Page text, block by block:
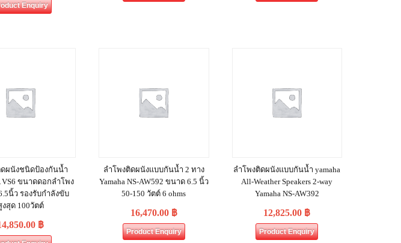
Enquiry
ดผนังชนิดป้องกันน้ำ
VS6 ขนาดดอกลำโพง
นิ้ว รองรับกำลังขับ
งสุด 100วัตต์
฿
ลำโพงติดผนังแบบกันน้ำ 2 ทาง
Yamaha NS-AW592 ขนาด 6.5 นิ้ว
50-150 วัตต์ 6 ohms
16,470.00 ฿
Product Enquiry
ลำโพงติดผนังแบบกันน้ำ yamaha
All-Weather Speakers 2-way
Yamaha NS-AW392
12,825.00 ฿
Product Enquiry